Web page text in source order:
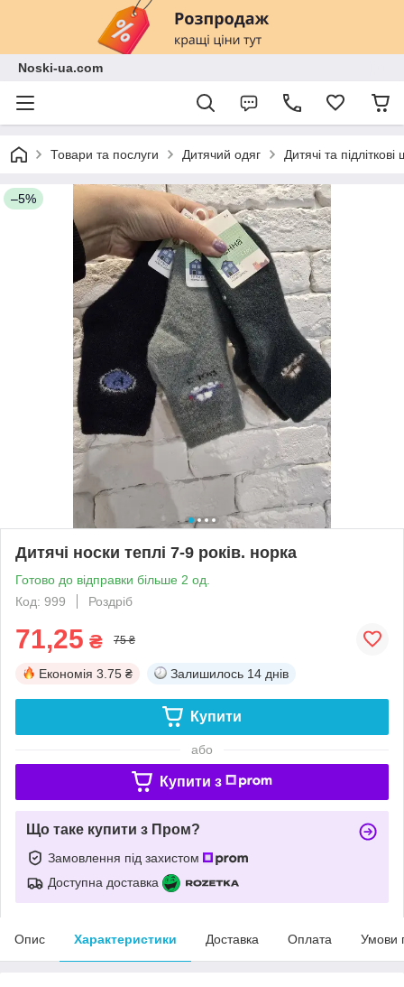
Noski-ua.com
Товари та послуги Дитячий одяг Дитячі та
–5%
Дитячі носки теплі 7-9 років. норка
Готово до відправки більше 2 од.
Код: 999
Роздріб
71,25 ₴ 75 ₴
Економія 3.75 ₴ Залишилось 14 днів
Купити
або
Купити з
Що таке купити з Пром?
Замовлення під захистом
Доступна доставка
Опис Характеристики Доставка Оплата Умови